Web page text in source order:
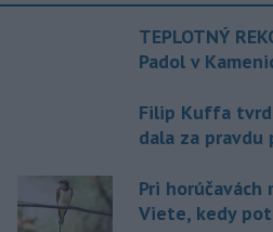
TEPLOTNÝ
Padol v
Filip Kuffa
dala za pravdu
Pri
Viete, kedy